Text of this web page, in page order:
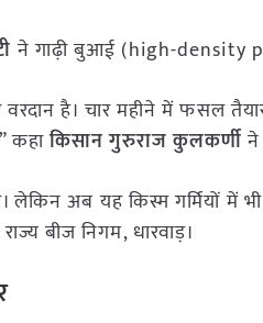
ने गाढ़ी बुआई (high-density
है। चार महीने में फसल
कहाकिसान गुरुराज कुलकर्णी
लेकिन अब यह किस्म गर्मियों में
बीज निगम, धारवाड़।